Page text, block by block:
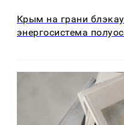
Крым на грани
энергосистема